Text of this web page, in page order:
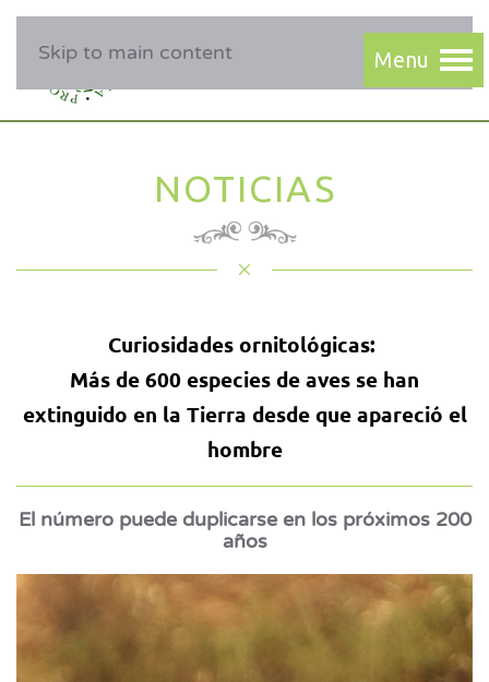
Skip to main content
NOTICIAS
Curiosidades ornitológicas:
Más de 600 especies de aves se han
extinguido en la Tierra desde que apareció el
hombre
El número puede duplicarse en los próximos 200
años